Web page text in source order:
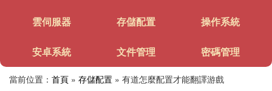
雲伺服器 存儲配置 操作系統
安卓系統 文件管理 密碼管理
當前位置： 首頁 » 存儲配置 » 有道怎麼配置才能翻譯游戲